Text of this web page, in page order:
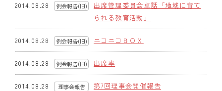
クラブの歴史
歴代会長・幹事
2014.08.28 例会報告(旧)
出席管理委員会卓話「地域に育て
られる教育活動」
2014.08.28 例会報告(旧) ニコニコＢＯＸ
2014.08.28 例会報告(旧) 出席率
2014.08.28
理事会報告
第7回理事会開催報告